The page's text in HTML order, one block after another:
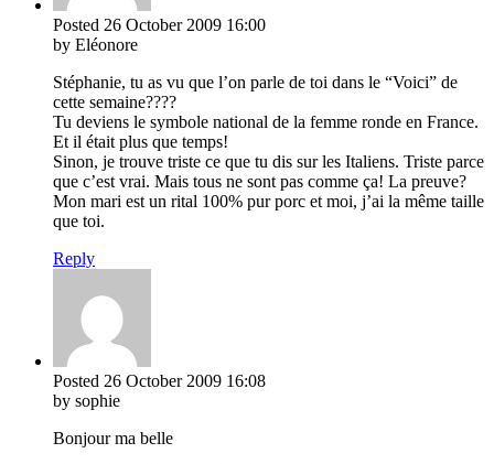
Posted 26 October 2009 16:00
by Eléonore
Stéphanie, tu as vu que l’on parle de toi dans le “Voici” de
cette semaine????
Tu deviens le symbole national de la femme ronde en France.
Et il était plus que temps!
Sinon, je trouve triste ce que tu dis sur les Italiens. Triste parce
que c’est vrai. Mais tous ne sont pas comme ça! La preuve?
Mon mari est un rital 100% pur porc et moi, j’ai la même taille
que toi.
Reply
Posted 26 October 2009 16:08
by sophie
Bonjour ma belle